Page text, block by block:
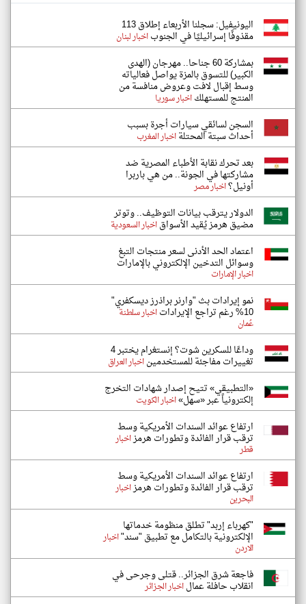
اليونيفيل: سجلنا الأربعاء إطلاق 113
مقذوفًا إسرائيليًا في الجنوباخبار لبنان
بمشاركة 60 جناحا.. مهرجان (الهدى
الكبير) للتسوق بالمزة يواصل فعالياته
وسط إقبال لافت وعروض منافسة من
المنتج للمستهلكاخبار سوريا
السجن لسائقي سيارات أجرة بسبب
أحداث سبتة المحتلةاخبار المغرب
بعد تحرك نقابة الأطباء المصرية ضد
مشاركتها في الجونة.. من هي باربرا
أونيل؟اخبار مصر
الدولار يترقب بيانات التوظيف.. وتوتر
مضيق هرمز يُقيد الأسواقاخبار السعودية
اعتماد الحد الأدنى لسعر منتجات التبغ
وسوائل التدخين الإلكتروني بالإمارات
اخبار الإمارات
نمو إيرادات بث "وارنر براذرز ديسكفري"
10% رغم تراجع الإيرادات اخبار سلطنة
عُمان
وداعًا للسكرين شوت؟ إنستغرام يختبر 4
تغييرات مفاجئة للمستخدميناخبار العراق
«التطبيقي» تتيح إصدار شهادات التخرج
إلكترونياً عبر «سهل»اخبار الكويت
ارتفاع عوائد السندات الأمريكية وسط
ترقب قرار الفائدة وتطورات هرمزاخبار
قطر
ارتفاع عوائد السندات الأمريكية وسط
ترقب قرار الفائدة وتطورات هرمزاخبار
البحرين
"كهرباء إربد" تطلق منظومة خدماتها
الإلكترونية بالتكامل مع تطبيق "سند"اخبار
الاردن
فاجعة شرق الجزائر.. قتلى وجرحى في
انقلاب حافلة عمالاخبار الجزائر